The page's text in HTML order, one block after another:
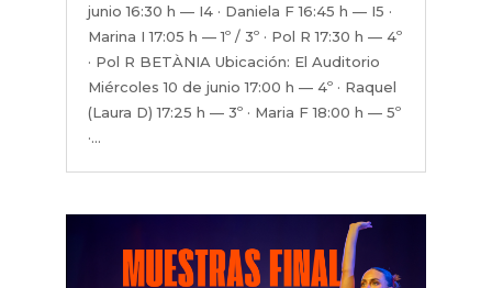
junio 16:30 h — I4 · Daniela F 16:45 h — I5 ·
Marina I 17:05 h — 1º / 3º · Pol R 17:30 h — 4º
· Pol R BETÀNIA Ubicación: El Auditorio
Miércoles 10 de junio 17:00 h — 4º · Raquel
(Laura D) 17:25 h — 3º · Maria F 18:00 h — 5º
·...